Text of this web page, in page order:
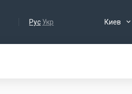
Рус Укр Киев